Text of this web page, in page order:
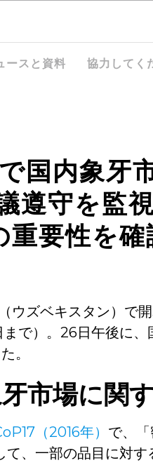
ースと資料 協力してく
国内象牙
遵守を監
重要性を確
ウズベキスタン）で
で）。26日午後に
。
市場に関
（2016年） で、「
、一部の品目に対